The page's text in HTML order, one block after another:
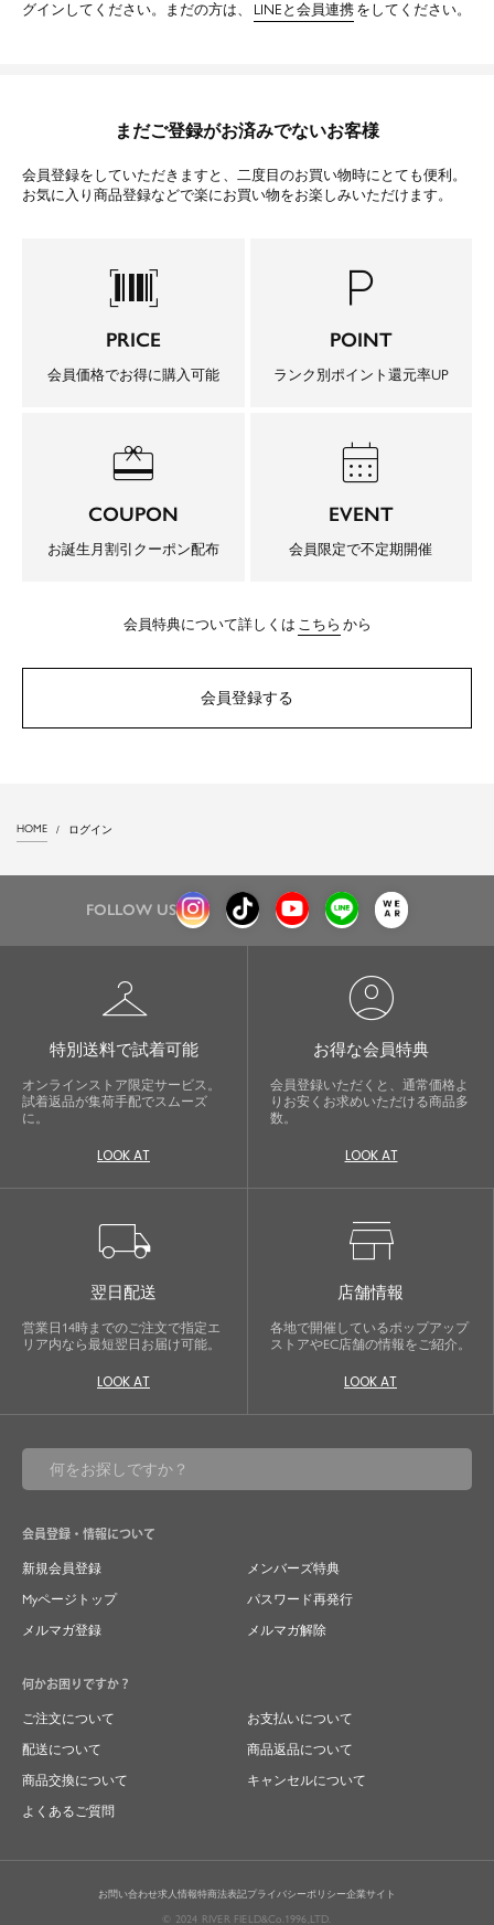
グインしてください。まだの方は、
LINEと会員連携 をしてください。
まだご登録がお済みでないお客様
会員登録をしていただきますと、二度目のお買い物時にとても便利。
お気に入り商品登録などで楽にお買い物をお楽しみいただけます。
barcode_scanner
PRICE
会員価格でお得に購入可能
local_parking
POINT
ランク別ポイント還元率UP
redeem
COUPON
お誕生月割引クーポン配布
calendar_month
EVENT
会員限定で不定期開催
会員特典について詳しくは こちら から
会員登録する
HOME ログイン
FOLLOW US
checkroom
特別送料で試着可能
オンラインストア限定サービス。
試着返品が集荷手配でスムーズ
に。
LOOK AT
account_circle
お得な会員特典
会員登録いただくと、通常価格よ
りお安くお求めいただける商品多
数。
LOOK AT
local_shipping
翌日配送
営業日14時までのご注文で指定エ
リア内なら最短翌日お届け可能。
LOOK AT
store
店舗情報
各地で開催しているポップアップ
ストアやEC店舗の情報をご紹介。
LOOK AT
会員登録・情報について
新規会員登録
メンバーズ特典
Myページトップ
パスワード再発行
メルマガ登録
メルマガ解除
何かお困りですか？
ご注文について
お支払いについて
配送について
商品返品について
商品交換について
キャンセルについて
よくあるご質問
お問い合わせ求人情報特商法表記プライバシーポリシー企業サイト
© 2024 RIVER FIELD&Co.1996,LTD.